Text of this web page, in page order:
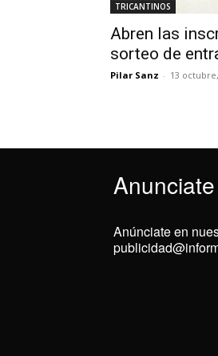
TRICANTINOS
Abren las
sorteo de
Pilar Sanz - 13
Anunciate
Anúnciate en